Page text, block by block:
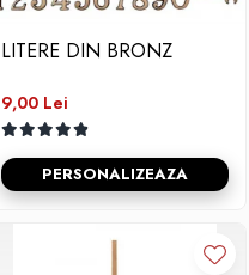
LITERE DIN BRONZ
9,00 Lei
PERSONALIZEAZA